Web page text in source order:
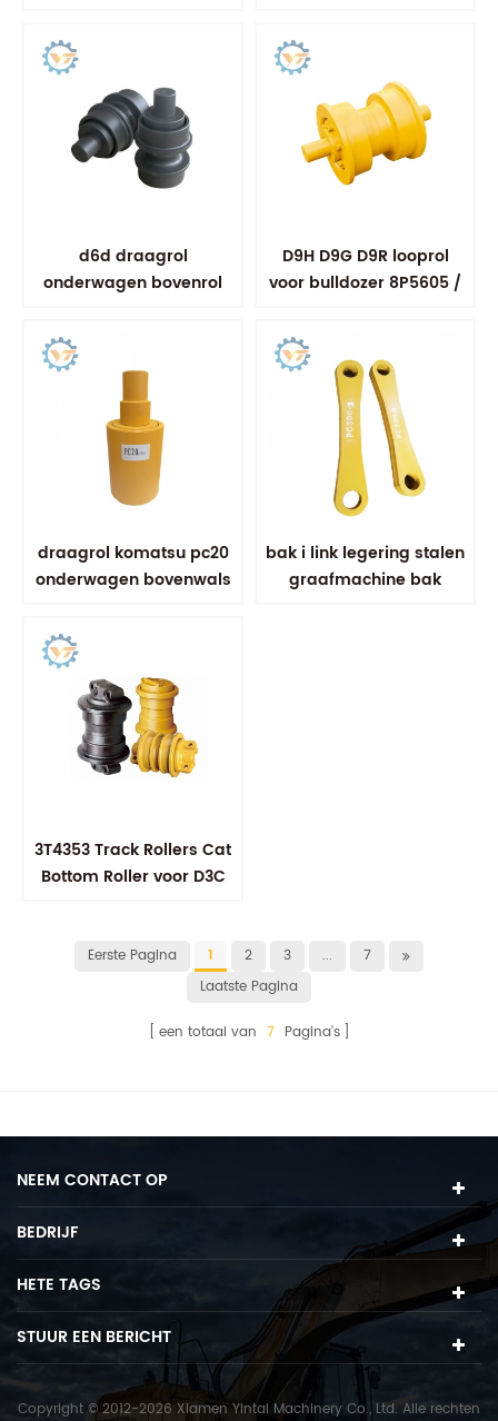
d6d draagrol
onderwagen bovenrol
D9H D9G D9R looprol
voor bulldozer 8P5605 /
draagrol komatsu pc20
onderwagen bovenwals
bak i link legering stalen
graafmachine bak
3T4353 Track Rollers Cat
Bottom Roller voor D3C
Eerste Pagina 1 2 3 ...
7
Laatste Pagina
een totaal van 7 Pagina's
NEEM CONTACT OP
BEDRIJF
HETE TAGS
STUUR EEN BERICHT
Copyright © 2012-2026 Xiamen Yintai Machinery Co., Ltd. Alle rechten